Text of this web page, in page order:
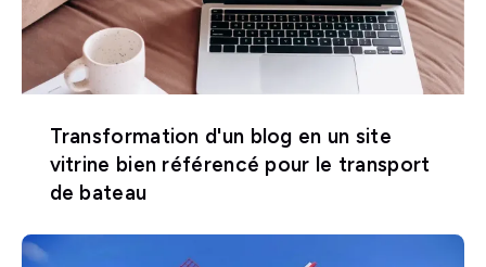
Transformation d'un blog en un site
vitrine bien référencé pour le transport
de bateau